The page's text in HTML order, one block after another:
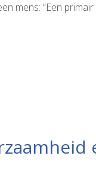
mens: “Een